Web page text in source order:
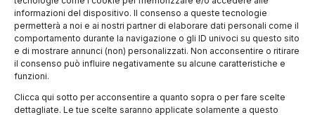
informazioni del dispositivo. Il consenso a queste tecnologie
permetterà a noi e ai nostri partner di elaborare dati personali come il
comportamento durante la navigazione o gli ID univoci su questo sito
e di mostrare annunci (non) personalizzati. Non acconsentire o ritirare
il consenso può influire negativamente su alcune caratteristiche e
funzioni.
Clicca qui sotto per acconsentire a quanto sopra o per fare scelte
dettagliate. Le tue scelte saranno applicate solamente a questo
di cassetta, orribile, che continuiamo a fare da
decenni per un certo tipo di pubblico e il
cinema da festival che è per un altro tipo di
pubblico. Non si capisce che si possano unire.
È ciò che dobbiamo cercare nel nostro
cinema.